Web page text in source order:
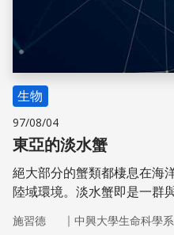
生物
97/08/04
東亞的淡水蟹
絕大部分的蟹類都棲息在海
陸域環境。淡水蟹即是一群
施習德 ｜ 中興大學生命科學系